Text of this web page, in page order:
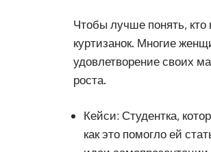
Чтобы лучше понять, кто
куртизанок. Многие
удовлетворение своих
роста.
Кейси: Студентка,
как это помогло ей